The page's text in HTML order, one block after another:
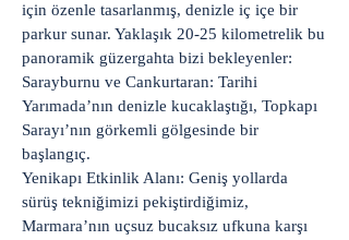
için özenle tasarlanmış, denizle iç içe bir
parkur sunar. Yaklaşık 20-25 kilometrelik bu
panoramik güzergahta bizi bekleyenler:
Sarayburnu ve Cankurtaran: Tarihi
Yarımada’nın denizle kucaklaştığı, Topkapı
Sarayı’nın görkemli gölgesinde bir
başlangıç.
Yenikapı Etkinlik Alanı: Geniş yollarda
sürüş tekniğimizi pekiştirdiğimiz,
Marmara’nın uçsuz bucaksız ufkuna karşı